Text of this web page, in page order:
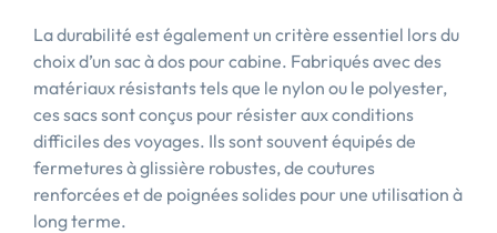
La durabilité est également un critère essentiel lors du
choix d’un sac à dos pour cabine. Fabriqués avec des
matériaux résistants tels que le nylon ou le polyester,
ces sacs sont conçus pour résister aux conditions
difficiles des voyages. Ils sont souvent équipés de
fermetures à glissière robustes, de coutures
renforcées et de poignées solides pour une utilisation à
long terme.